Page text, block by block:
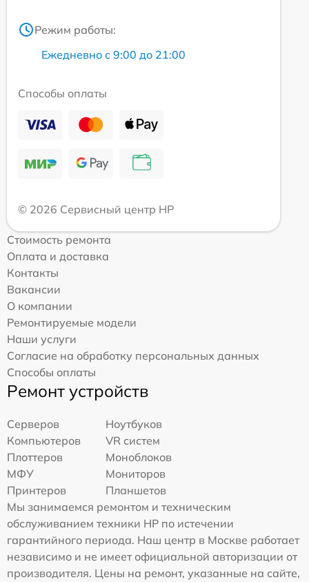
Режим работы:
Ежедневно с 9:00 до 21:00
Способы оплаты
© 2026 Сервисный центр HP
Стоимость ремонта
Оплата и доставка
Контакты
Вакансии
О компании
Ремонтируемые модели
Наши услуги
Согласие на обработку персональных данных
Способы оплаты
Ремонт устройств
Серверов
Ноутбуков
Компьютеров
VR систем
Плоттеров
Моноблоков
МФУ
Мониторов
Принтеров
Планшетов
Мы занимаемся ремонтом и техническим
обслуживанием техники HP по истечении
гарантийного периода. Наш центр в Москве работает
независимо и не имеет официальной авторизации от
производителя. Цены на ремонт, указанные на сайте,